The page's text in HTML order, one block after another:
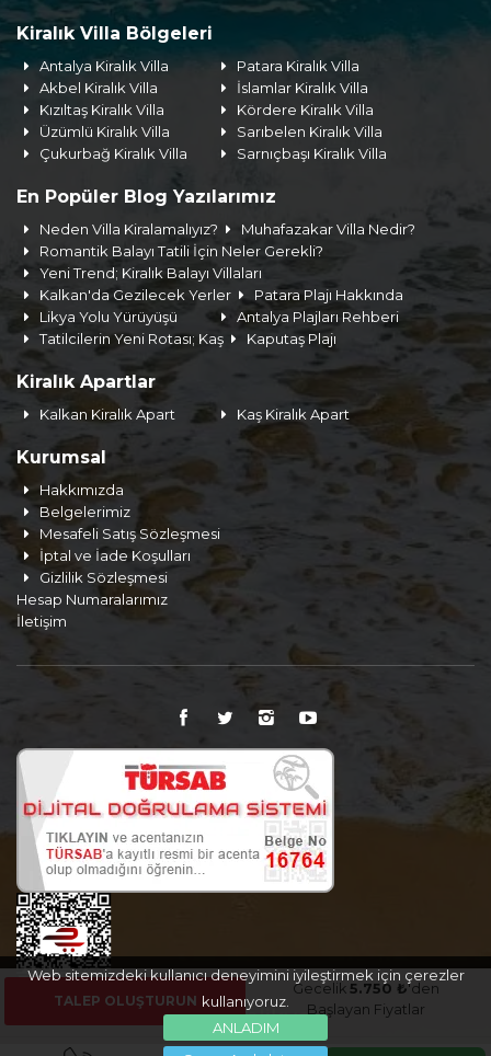
Kiralık Villa Bölgeleri
Antalya Kiralık Villa
Patara Kiralık Villa
Akbel Kiralık Villa
İslamlar Kiralık Villa
Kızıltaş Kiralık Villa
Kördere Kiralık Villa
Üzümlü Kiralık Villa
Sarıbelen Kiralık Villa
Çukurbağ Kiralık Villa
Sarnıçbaşı Kiralık Villa
En Popüler Blog Yazılarımız
Neden Villa Kiralamalıyız?
Muhafazakar Villa Nedir?
Romantik Balayı Tatili İçin Neler Gerekli?
Yeni Trend; Kiralık Balayı Villaları
Kalkan'da Gezilecek Yerler
Patara Plajı Hakkında
Likya Yolu Yürüyüşü
Antalya Plajları Rehberi
Tatilcilerin Yeni Rotası; Kaş
Kaputaş Plajı
Kiralık Apartlar
Kalkan Kiralık Apart Kaş Kiralık Apart
Kurumsal
Hakkımızda
Belgelerimiz
Mesafeli Satış Sözleşmesi
İptal ve İade Koşulları
Gizlilik Sözleşmesi
Hesap Numaralarımız
İletişim
Web sitemizdeki kullanıcı deneyimini iyileştirmek için çerezler
kullanıyoruz.
ANLADIM
TALEP OLUŞTURUN
Gecelik 5.750 ₺'den
Başlayan Fiyatlar